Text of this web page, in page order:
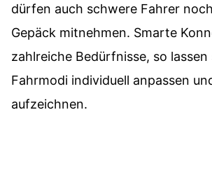
dürfen auch schwere Fahrer
Gepäck mitnehmen. Smarte
zahlreiche Bedürfnisse, so lassen
Fahrmodi individuell anpassen
aufzeichnen.